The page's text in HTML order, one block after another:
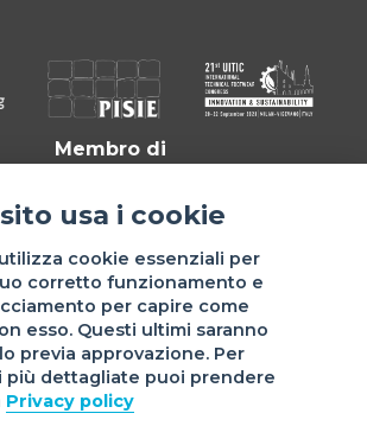
Membro di
via Matteotti, 4/a - 27029 Vigevano - PV
via Tommaso da Cazzaniga 9/4 |
usa i cookie
cookie essenziali per
corretto funzionamento e
per capire come
esso. Questi ultimi saranno
previa approvazione. Per
più dettagliate puoi prendere
Privacy policy